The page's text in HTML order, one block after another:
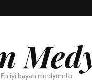
En iyi bayan medyumlar